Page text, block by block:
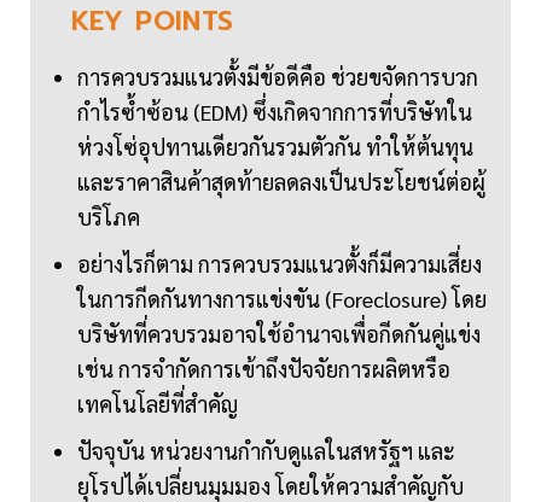
KEY POINTS
การควบรวมแนวตั้งมีข้อดีคือ ช่วยขจัดการบวก
กำไรซ้ำซ้อน (EDM) ซึ่งเกิดจากการที่บริษัทใน
ห่วงโซ่อุปทานเดียวกันรวมตัวกัน ทำให้ต้นทุน
และราคาสินค้าสุดท้ายลดลงเป็นประโยชน์ต่อผู้
บริโภค
อย่างไรก็ตาม การควบรวมแนวตั้งก็มีความเสี่ยง
ในการกีดกันทางการแข่งขัน (Foreclosure) โดย
บริษัทที่ควบรวมอาจใช้อำนาจเพื่อกีดกันคู่แข่ง
เช่น การจำกัดการเข้าถึงปัจจัยการผลิตหรือ
เทคโนโลยีที่สำคัญ
ปัจจุบัน หน่วยงานกำกับดูแลในสหรัฐฯ และ
ยุโรปได้เปลี่ยนมุมมอง โดยให้ความสำคัญกับ